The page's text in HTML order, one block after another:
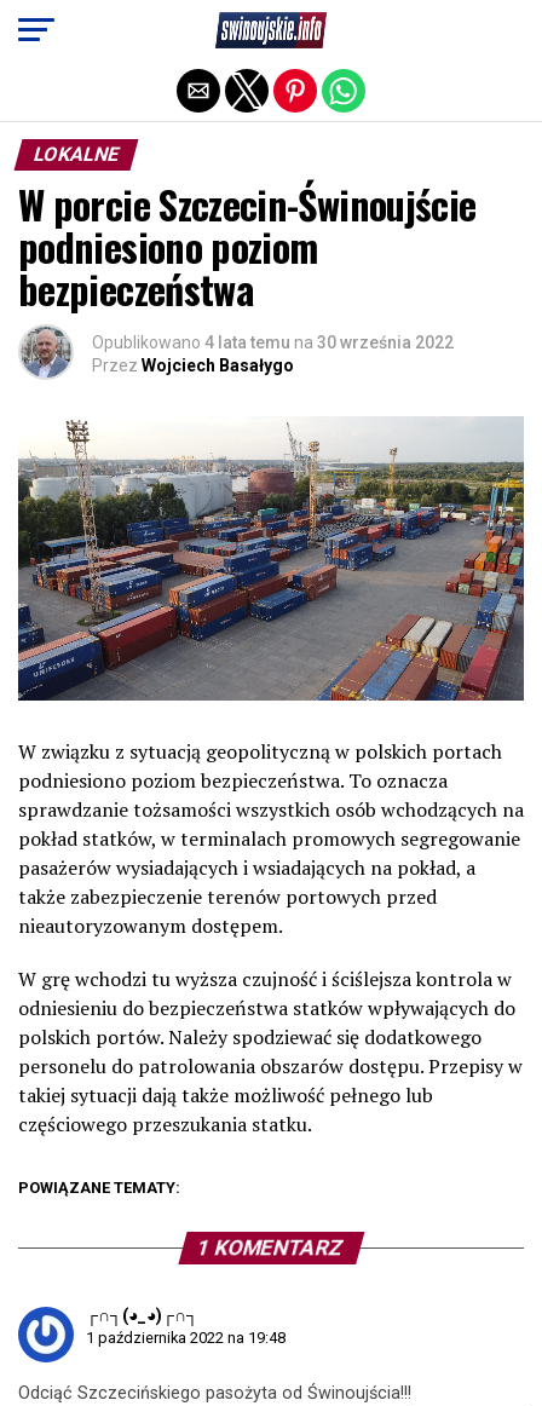
LOKALNE
W porcie Szczecin-Świnoujście
podniesiono poziom
bezpieczeństwa
Opublikowano 4 lata temu na 30 września 2022
Przez Wojciech Basałygo
W związku z sytuacją geopolityczną w polskich portach
podniesiono poziom bezpieczeństwa. To oznacza
sprawdzanie tożsamości wszystkich osób wchodzących na
pokład statków, w terminalach promowych segregowanie
pasażerów wysiadających i wsiadających na pokład, a
także zabezpieczenie terenów portowych przed
nieautoryzowanym dostępem.
W grę wchodzi tu wyższa czujność i ściślejsza kontrola w
odniesieniu do bezpieczeństwa statków wpływających do
polskich portów. Należy spodziewać się dodatkowego
personelu do patrolowania obszarów dostępu. Przepisy w
takiej sytuacji dają także możliwość pełnego lub
częściowego przeszukania statku.
POWIĄZANE TEMATY:
1 KOMENTARZ
┌∩┐(◕_◕)┌∩┐
1 października 2022 na 19:48
Odciąć Szczecińskiego pasożyta od Świnoujścia!!!
Exit mobile version